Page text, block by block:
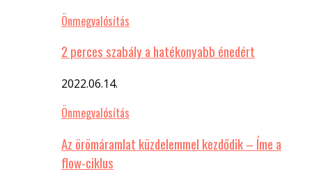
Önmegvalósítás
2 perces szabály a hatékonyabb énedért
2022.06.14.
Önmegvalósítás
Az örömáramlat küzdelemmel kezdődik – Íme a
flow-ciklus